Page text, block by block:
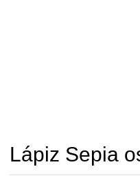
Lápiz Sepia